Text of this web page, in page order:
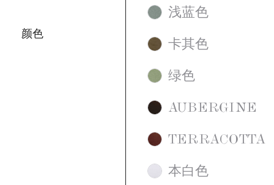
无需组装。
颜色
浅蓝色
卡其色
绿色
AUBERGINE
TERRACOTTA
本白色